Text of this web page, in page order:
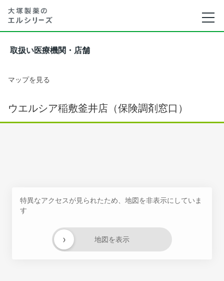
取扱い医療機関・店舗
マップを見る
ウエルシア稲敷釜井店（保険調剤窓口）
特異なアクセスが見られたため、地図を非表示にしていま
す
地図を表示
›